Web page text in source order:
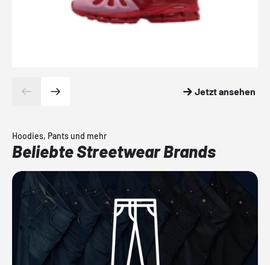
Jetzt ansehen
Hoodies, Pants und mehr
Beliebte Streetwear Brands